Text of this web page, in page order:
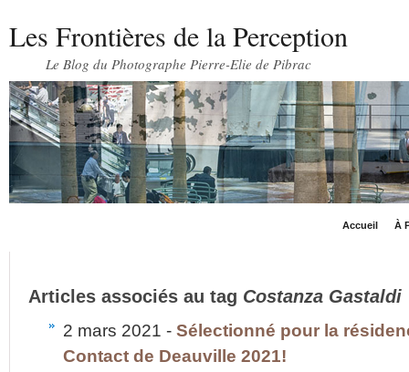
Les Frontières de la Perception
Le Blog du Photographe Pierre-Elie de Pibrac
Accueil À
Articles associés au tag Costanza Gastaldi
2 mars 2021 - Sélectionné pour la
Contact de Deauville 2021!